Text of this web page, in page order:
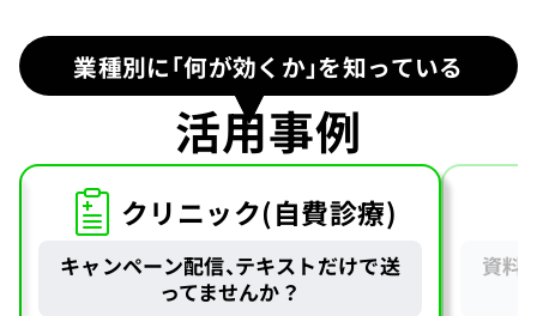
業種別に「何が効くか」を知っている
活用事例
クリニック(自費診療)
キャンペーン配信、テキストだけで送
ってませんか？
資料